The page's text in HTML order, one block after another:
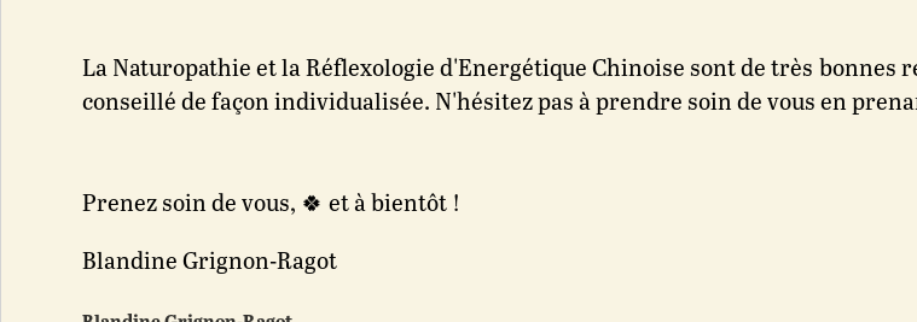
La Naturopathie et la Réflexologie d'Energétique Chinoise sont de très bonnes
conseillé de façon individualisée. N'hésitez pas à prendre soin de vous en
Prenez soin de vous, 🍀 et à bientôt !
Blandine Grignon-Ragot